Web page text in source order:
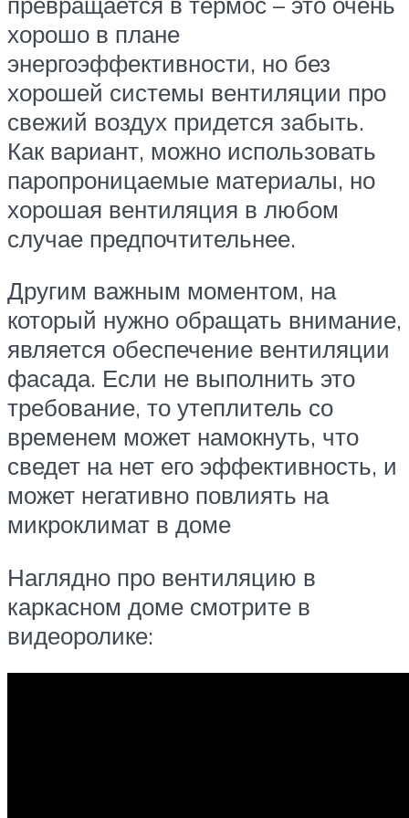
хорошо в плане
энергоэффективности, но без
хорошей системы вентиляции про
свежий воздух придется забыть.
Как вариант, можно использовать
паропроницаемые материалы, но
хорошая вентиляция в любом
случае предпочтительнее.
Другим важным моментом, на
который нужно обращать внимание,
является обеспечение вентиляции
фасада. Если не выполнить это
требование, то утеплитель со
временем может намокнуть, что
сведет на нет его эффективность, и
может негативно повлиять на
микроклимат в доме
Наглядно про вентиляцию в
каркасном доме смотрите в
видеоролике: